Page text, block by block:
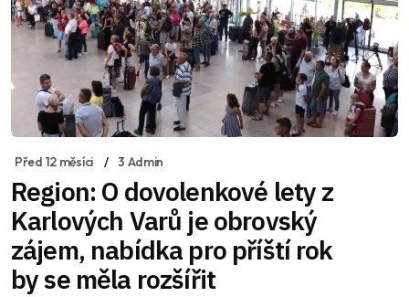
Před 12 měsíci 3 Admin
Region: O dovolenkové lety z
Karlových Varů je obrovský
zájem, nabídka pro příští rok
by se měla rozšířit